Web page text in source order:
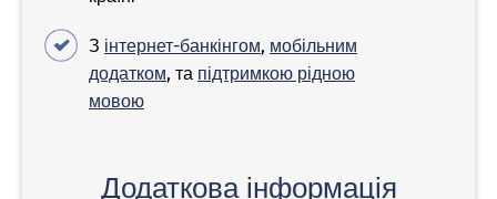
З інтернет-банкінгом, мобільним
додатком, та підтримкою рідною
мовою
Додаткова інформація